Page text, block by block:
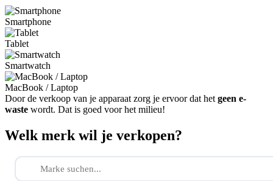
Smartphone
Tablet
Smartwatch
MacBook / Laptop
Door de verkoop van je apparaat zorg je ervoor dat het geen e-
waste wordt. Dat is goed voor het milieu!
Welk merk wil je verkopen?